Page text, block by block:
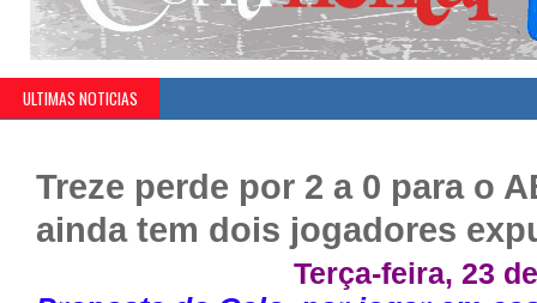
ULTIMAS NOTICIAS
Treze perde por 2 a 0 para o
ainda tem dois jogadores
Terça-feira, 23